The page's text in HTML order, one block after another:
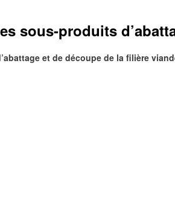
sous-produits
et de découpe de la filière